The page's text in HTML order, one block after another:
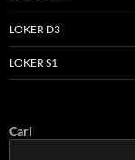
LOKER D3
LOKER S1
Cari